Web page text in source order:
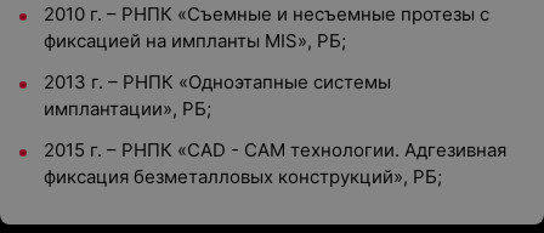
2010 г. – РНПК «Съемные и несъемные протезы с
фиксацией на импланты MIS», РБ;
2013 г. – РНПК «Одноэтапные системы
имплантации», РБ;
2015 г. – РНПК «CAD - CAM технологии. Адгезивная
фиксация безметалловых конструкций», РБ;